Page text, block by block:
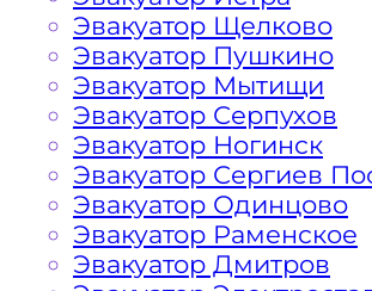
для
Эвакуатор Щелково
Эвакуатор Пушкино
Эвакуатор Мытищи
Эвакуатор Серпухов
Эвакуатор Ногинск
Эвакуатор Сергиев
Эвакуатор Одинцово
Эвакуатор Раменское
Эвакуатор Дмитров